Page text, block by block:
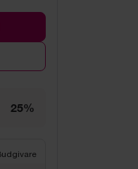
25%